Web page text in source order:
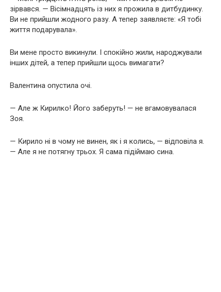
зірвався. — Вісімнадцять із них я прожила в дитбудинку.
Ви не прийшли жодного разу. А тепер заявляєте: «Я тобі
життя подарувала».
Ви мене просто викинули. І спокійно жили, народжували
інших дітей, а тепер прийшли щось вимагати?
Валентина опустила очі.
— Але ж Кирилко! Його заберуть! — не вгамовувалася
Зоя.
— Кирило ні в чому не винен, як і я колись, — відповіла я.
— Але я не потягну трьох. Я сама підіймаю сина.